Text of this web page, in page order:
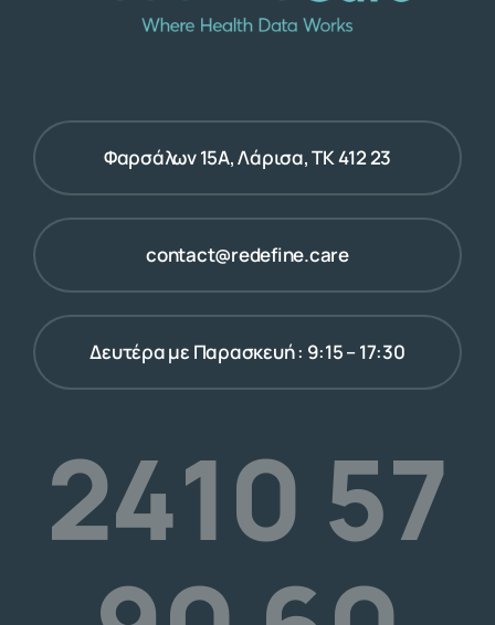
Φαρσάλων 15Α, Λάρισα, ΤΚ 412 23
contact@redefine.care
Δευτέρα με Παρασκευή : 9:15 – 17:30
2410 57